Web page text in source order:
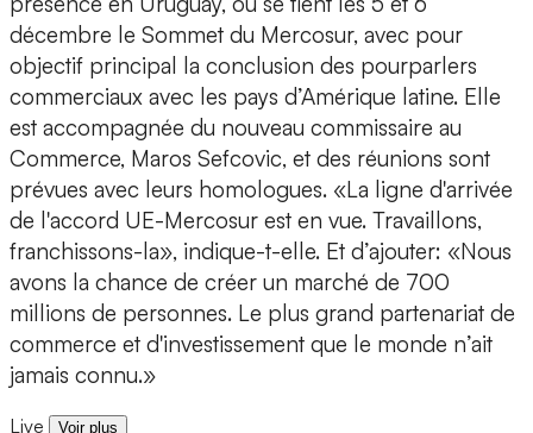
décembre le Sommet du Mercosur, avec pour
objectif principal la conclusion des pourparlers
commerciaux avec les pays d’Amérique latine. Elle
est accompagnée du nouveau commissaire au
Commerce, Maros Sefcovic, et des réunions sont
prévues avec leurs homologues. «La ligne d'arrivée
de l'accord UE-Mercosur est en vue. Travaillons,
franchissons-la», indique-t-elle. Et d’ajouter: «Nous
avons la chance de créer un marché de 700
millions de personnes. Le plus grand partenariat de
commerce et d'investissement que le monde n’ait
jamais connu.»
Live Voir plus